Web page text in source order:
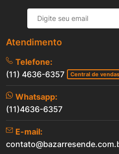
Atendimento
Telefone:
(11) 4636-6357
Central de vendas
Whatsapp:
(11)4636-6357
E-mail: